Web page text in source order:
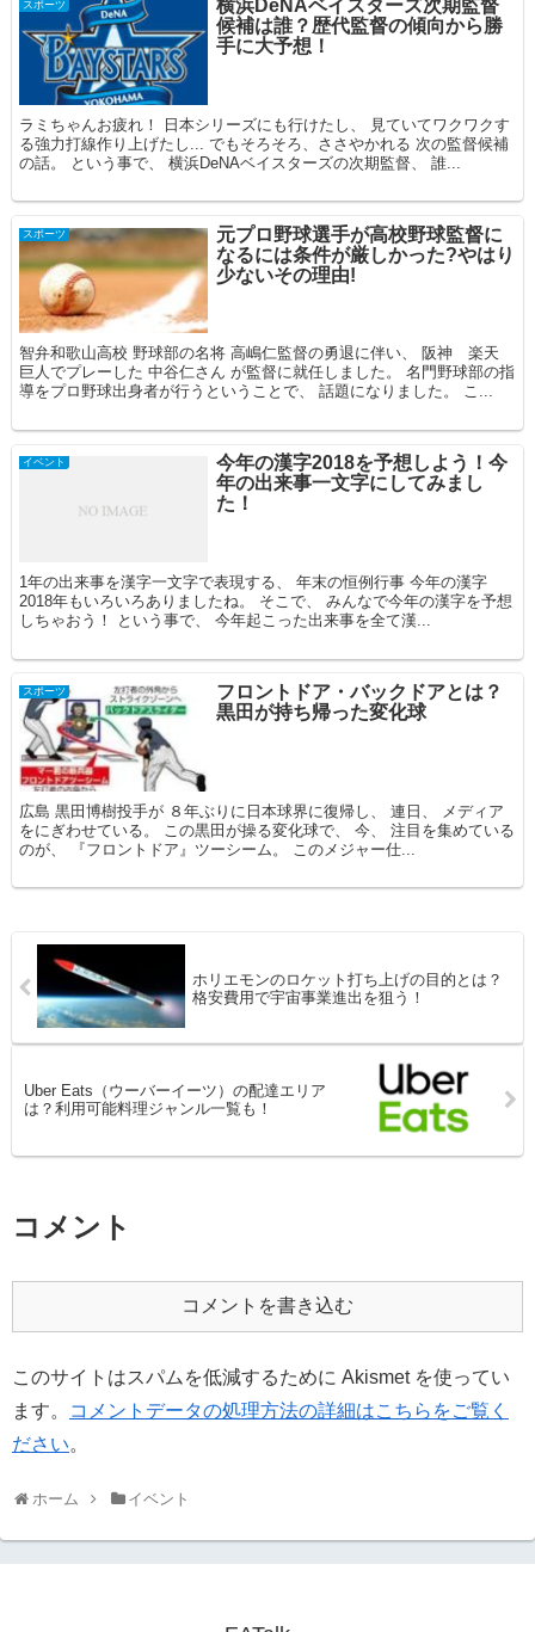
スポーツ
横浜DeNAベイスターズ次期監督
候補は誰？歴代監督の傾向から勝
手に大予想！
ラミちゃんお疲れ！ 日本シリーズにも行けたし、 見ていてワクワクす
る強力打線作り上げたし... でもそろそろ、ささやかれる 次の監督候補
の話。 という事で、 横浜DeNAベイスターズの次期監督、 誰...
スポーツ
元プロ野球選手が高校野球監督に
なるには条件が厳しかった?やはり
少ないその理由!
智弁和歌山高校 野球部の名将 高嶋仁監督の勇退に伴い、 阪神 楽天
巨人でプレーした 中谷仁さん が監督に就任しました。 名門野球部の指
導をプロ野球出身者が行うということで、 話題になりました。 こ...
イベント
今年の漢字2018を予想しよう！今
年の出来事一文字にしてみまし
た！
1年の出来事を漢字一文字で表現する、 年末の恒例行事 今年の漢字
2018年もいろいろありましたね。 そこで、 みんなで今年の漢字を予想
しちゃおう！ という事で、 今年起こった出来事を全て漢...
スポーツ
フロントドア・バックドアとは？
黒田が持ち帰った変化球
広島 黒田博樹投手が ８年ぶりに日本球界に復帰し、 連日、 メディア
をにぎわせている。 この黒田が操る変化球で、 今、 注目を集めている
のが、 『フロントドア』ツーシーム。 このメジャー仕...
ホリエモンのロケット打ち上げの目的とは？
格安費用で宇宙事業進出を狙う！
Uber Eats（ウーバーイーツ）の配達エリア
は？利用可能料理ジャンル一覧も！
コメント
コメントを書き込む
このサイトはスパムを低減するために Akismet を使ってい
ます。
コメントデータの処理方法の詳細はこちらをご覧く
ださい。
ホーム イベント